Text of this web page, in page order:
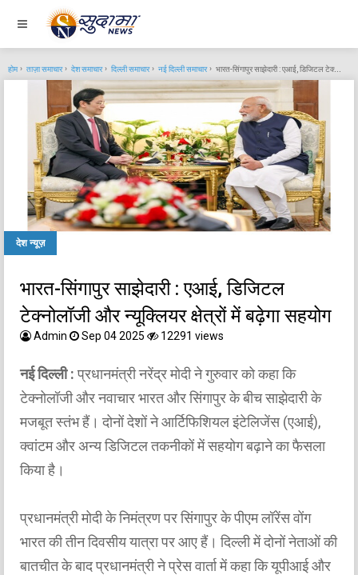
होम ताज़ा समाचार देश समाचार दिल्ली समाचार नई दिल्ली समाचार भारत-सिंगापुर साझेदारी : एआई, डिजिटल टेक्नोलॉजी और न्यूक्लियर क्षेत्रों में बढ़ेगा सहयोग
देश न्यूज़
भारत-सिंगापुर साझेदारी : एआई, डिजिटल
टेक्नोलॉजी और न्यूक्लियर क्षेत्रों में बढ़ेगा सहयोग
Admin Sep 04 2025 12291 views
नई दिल्ली :प्रधानमंत्री नरेंद्र मोदी ने गुरुवार को कहा कि
टेक्नोलॉजी और नवाचार भारत और सिंगापुर के बीच साझेदारी के
मजबूत स्तंभ हैं। दोनों देशों ने आर्टिफिशियल इंटेलिजेंस (एआई),
क्वांटम और अन्य डिजिटल तकनीकों में सहयोग बढ़ाने का फैसला
किया है।
प्रधानमंत्री मोदी के निमंत्रण पर सिंगापुर के पीएम लॉरेंस वोंग
भारत की तीन दिवसीय यात्रा पर आए हैं। दिल्ली में दोनों नेताओं की
बातचीत के बाद प्रधानमंत्री ने प्रेस वार्ता में कहा कि यूपीआई और